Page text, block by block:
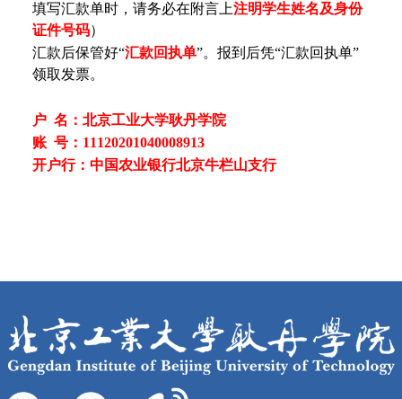
填写汇款单时，请务必在附言上注明学生姓名及身份
证件号码）
汇款后保管好“汇款回执单”。报到后凭“汇款回执单”
领取发票。
户 名：北京工业大学耿丹学院
账 号：11120201040008913
开户行：中国农业银行北京牛栏山支行